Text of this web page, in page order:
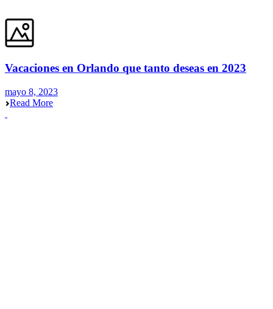
Vacaciones en Orlando que tanto deseas en 2023
mayo 8, 2023
Read More